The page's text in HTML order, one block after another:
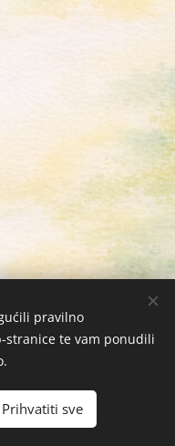
prava zadržana
pravilno
stranice te vam ponudili
Prihvatiti sve